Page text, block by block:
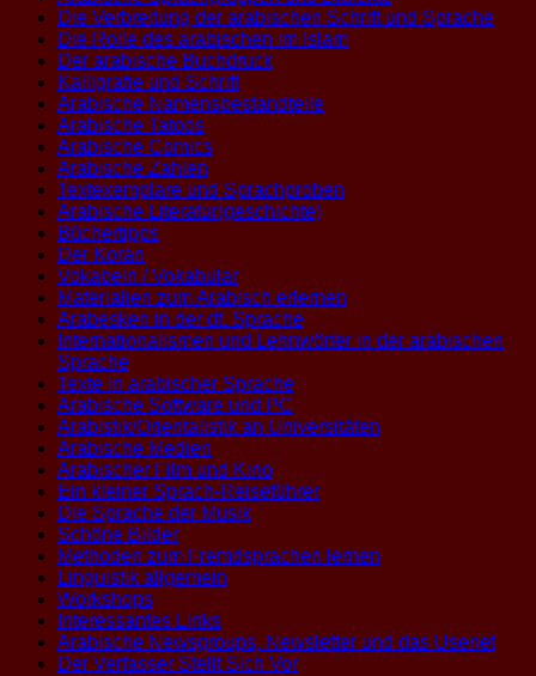
Die Verbreitung der arabischen Schrift und Sprache
Die Rolle des arabischen im Islam
Der arabische Buchdruck
Kalligrafie und Schrift
Arabische Namensbestandteile
Arabische Tatoos
Arabische Comics
Arabische Zahlen
Textexemplare und Sprachproben
Arabische Literatur(geschichte)
Büchertipps
Der Koran
Vokabeln / Vokabular
Materialien zum Arabisch erlernen
Arabesken in der dt. Sprache
Internationalismen und Lehnwörter in der arabischen
Sprache
Texte in arabischer Sprache
Arabische Software und PC
Arabistik/Orientalistik an Universitäten
Arabische Medien
Arabischer Film und Kino
Ein kleiner Sprach-Reiseführer
Die Sprache der Musik
Schöne Bilder
Methoden zum Fremdsprachen lernen
Linguistik allgemein
Workshops
Interessantes Links
Arabische Newsgroups, Newsletter und das Usenet
Der Verfasser Stellt Sich Vor